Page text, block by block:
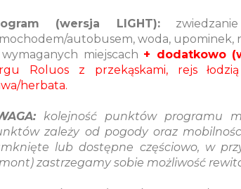
(wersja LIGHT):
autobusem, woda, upominek,
miejscach + dodatkowo
Roluos z przekąskami, rejs
herbata.
kolejność punktów programu
zależy od pogody oraz
lub dostępne częściowo, w
zastrzegamy sobie możliwość